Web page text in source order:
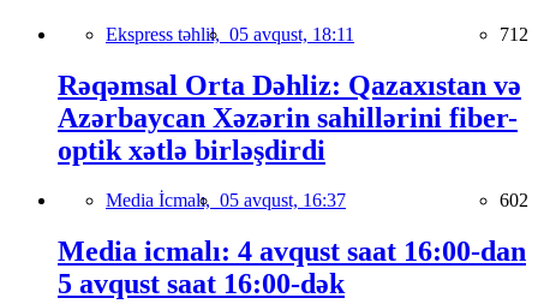
Ekspress təhlil, 05 avqust, 18:11 712
Rəqəmsal Orta Dəhliz: Qazaxıstan və
Azərbaycan Xəzərin sahillərini fiber-
optik xətlə birləşdirdi
Media İcmalı, 05 avqust, 16:37 602
Media icmalı: 4 avqust saat 16:00-dan
5 avqust saat 16:00-dək